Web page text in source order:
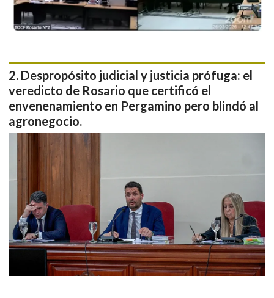
Despropósito judicial y justicia prófuga: el
veredicto de Rosario que certificó el
envenenamiento en Pergamino pero blindó al
agronegocio.